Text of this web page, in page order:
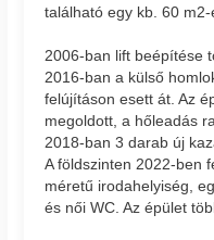
található egy kb. 60 m2-
2006-ban lift beépítése
2016-ban a külső
felújításon esett át. Az
megoldott, a hőleadás
2018-ban 3 darab új
A földszinten 2022-ben
méretű irodahelyiség,
és női WC. Az épület